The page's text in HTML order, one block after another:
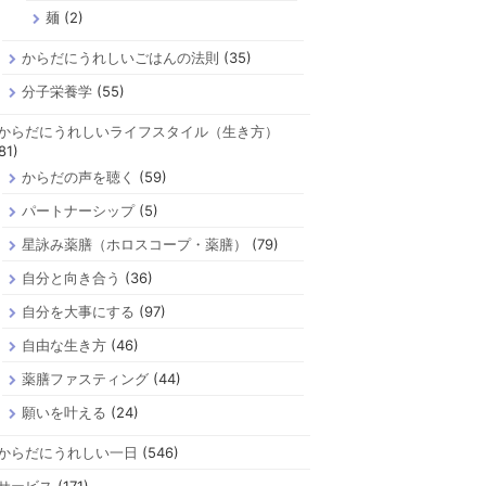
麺 (2)
からだにうれしいごはんの法則 (35)
分子栄養学(55)
らだにうれしいライフスタイル（生き方）
からだの声を聴く
(59)
パートナーシップ(5)
星詠み薬膳（ホロスコープ・薬膳）
(79)
自分と向き合う (36)
自分を大事にする (97)
自由な生き方(46)
薬膳ファスティング(44)
願いを叶える (24)
らだにうれしい一日 (546)